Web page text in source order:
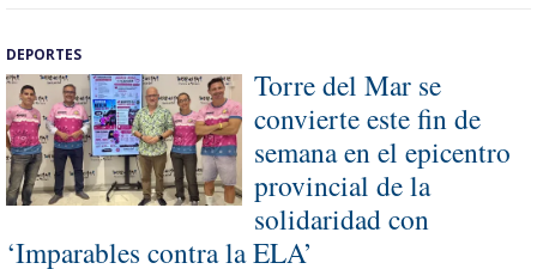
DEPORTES
Torre del Mar se
convierte este fin de
semana en el epicentro
provincial de la
solidaridad con
‘Imparables contra la ELA’